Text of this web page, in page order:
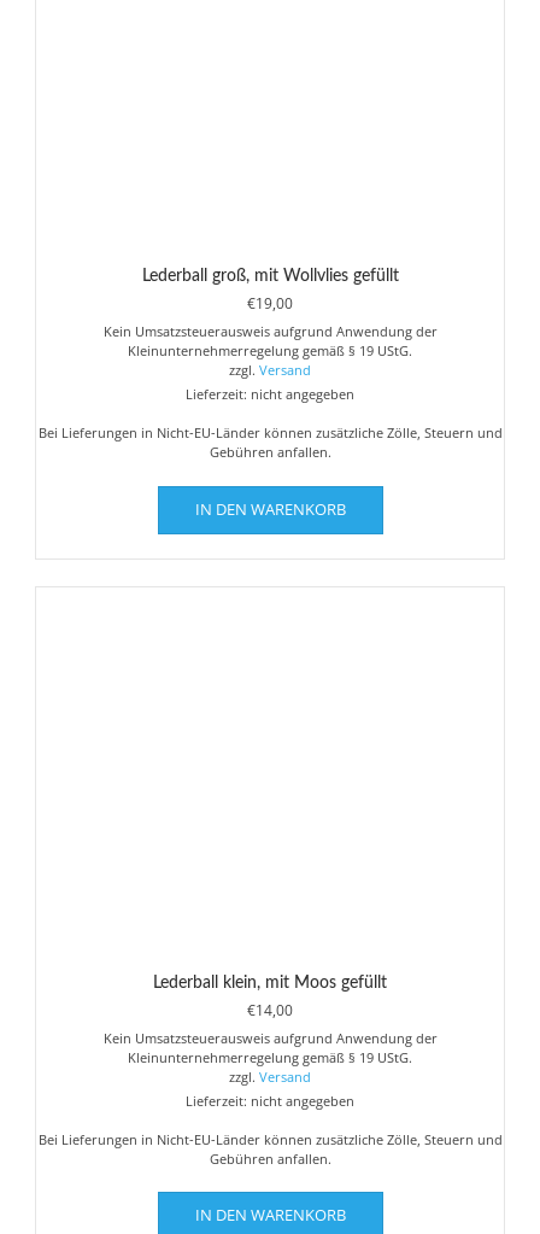
Lederball groß, mit Wollvlies gefüllt
€19,00
Kein Umsatzsteuerausweis aufgrund Anwendung der
Kleinunternehmerregelung gemäß § 19 UStG.
zzgl. Versand
Lieferzeit: nicht angegeben
Bei Lieferungen in Nicht-EU-Länder können zusätzliche Zölle, Steuern und
Gebühren anfallen.
IN DEN WARENKORB
Lederball klein, mit Moos gefüllt
€14,00
Kein Umsatzsteuerausweis aufgrund Anwendung der
Kleinunternehmerregelung gemäß § 19 UStG.
zzgl. Versand
Lieferzeit: nicht angegeben
Bei Lieferungen in Nicht-EU-Länder können zusätzliche Zölle, Steuern und
Gebühren anfallen.
IN DEN WARENKORB